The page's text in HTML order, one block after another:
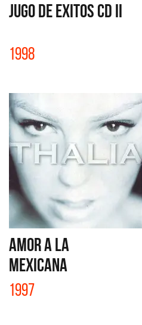
JUGO DE EXITOS CD II
1998
AMOR A LA
MEXICANA
1997